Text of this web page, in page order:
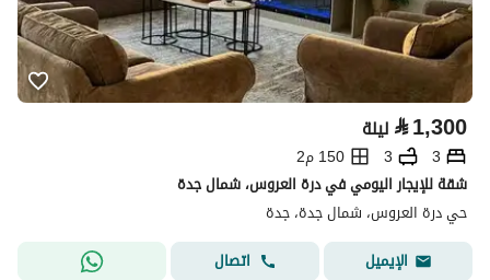
⃁1,300 ليلة
3
3
150 م2
شقة للإيجار اليومي في درة العروس، شمال جدة
حي درة العروس، شمال جدة، جدة
الإيميل
اتصال